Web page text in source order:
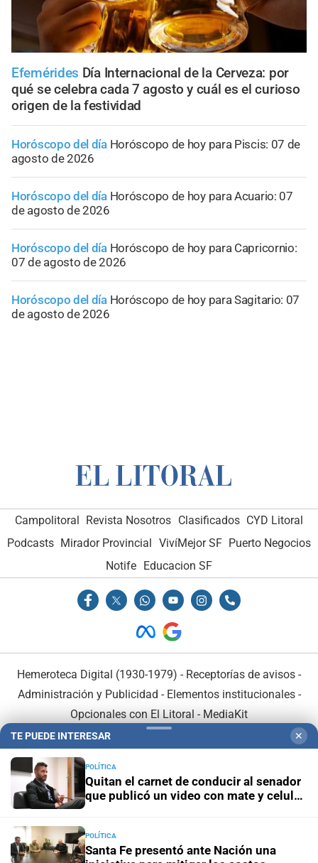
Efemérides Día Internacional de la Cerveza: por
qué se celebra cada 7 agosto y cuál es el curioso
origen de la festividad
Horóscopo del día Horóscopo de hoy para Piscis: 07 de
agosto de 2026
Horóscopo del día Horóscopo de hoy para Acuario: 07
de agosto de 2026
Horóscopo del día Horóscopo de hoy para Capricornio:
07 de agosto de 2026
Horóscopo del día Horóscopo de hoy para Sagitario: 07
de agosto de 2026
Campolitoral Revista Nosotros Clasificados CYD Litoral
Podcasts Mirador Provincial VivíMejor SF Puerto Negocios
Notife Educacion SF
Hemeroteca Digital (1930-1979) - Receptorías de avisos -
Administración y Publicidad - Elementos institucionales-
Opcionales con El Litoral - MediaKit
En Asociación con:
TE PUEDE INTERESAR ✕
POLÍTICA
Quitan el carnet de conducir al senador
que publicó un video con mate y celular
POLÍTICA
Santa Fe presentó ante Nación una